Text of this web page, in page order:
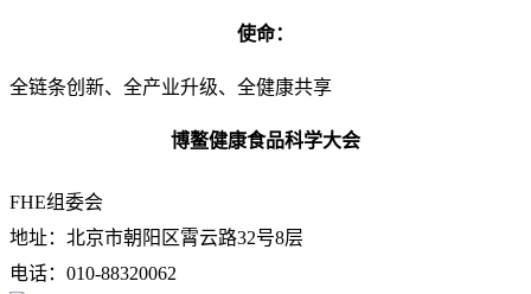
使命：
全链条创新、全产业升级、全健康共享
博鳌健康食品科学大会
FHE组委会
地址：北京市朝阳区霄云路32号8层
电话：010-88320062